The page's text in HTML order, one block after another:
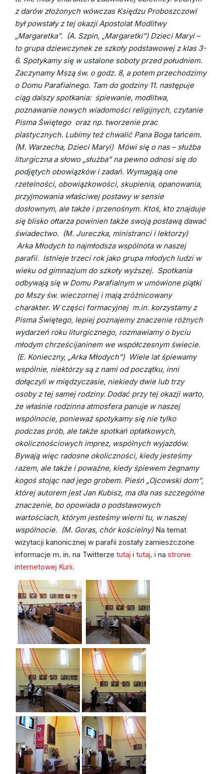
z darów złożonych wówczas Księdzu Proboszczowi
był powstały z tej okazji Apostolat Modlitwy
„Margaretka”. (A. Szpin, „Margaretki”) Dzieci Maryi –
to grupa dziewczynek ze szkoły podstawowej z klas 3-
6. Spotykamy się w ustalone soboty przed południem.
Zaczynamy Mszą św. o godz. 8, a potem przechodzimy
o Domu Parafialnego. Tam do godziny 11. następuje
ciąg dalszy spotkania: śpiewanie, modlitwa,
poznawanie nowych wiadomości religijnych, czytanie
Pisma Świętego oraz np. tworzenie prac
plastycznych. Lubimy też chwalić Pana Boga tańcem.
(M. Warzecha, Dzieci Maryi) Mówi się o nas – służba
liturgiczna a słowo „służba” na pewno odnosi się do
podjętych obowiązków i zadań. Wymagają one
rzetelności, obowiązkowości, skupienia, opanowania,
przyjmowania właściwej postawy w sensie
dosłownym, ale także i przenośnym. Ktoś, kto znajduje
się blisko ołtarza powinien także swoją postawą dawać
świadectwo. (M. Jureczka, ministranci i lektorzy)
Arka Młodych to najmłodsza wspólnota w naszej
parafii. Istnieje trzeci rok jako grupa młodych ludzi w
wieku od gimnazjum do szkoły wyższej. Spotkania
odbywają się w Domu Parafialnym w umówione piątki
po Mszy św. wieczornej i mają zróżnicowany
charakter. W części formacyjnej m.in. korzystamy z
Pisma Świętego, lepiej poznajemy znaczenie różnych
wydarzeń roku liturgicznego, rozmawiamy o byciu
młodym chrześcijaninem we współczesnym świecie.
(E. Konieczny, „Arka Młodych”) Wiele lat śpiewamy
wspólnie, niektórzy są z nami od początku, inni
dołączyli w międzyczasie, niekiedy dwie lub trzy
osoby z tej samej rodziny. Dodać przy tej okazji warto,
że właśnie rodzinna atmosfera panuje w naszej
wspólnocie, ponieważ spotykamy się nie tylko
podczas prób, ale także spotkań opłatkowych,
okolicznościowych imprez, wspólnych wyjazdów.
Bywają więc radosne okoliczności, kiedy jesteśmy
razem, ale także i poważne, kiedy śpiewem żegnamy
kogoś stojąc nad jego grobem. Pieśń „Ojcowski dom”,
której autorem jest Jan Kubisz, ma dla nas szczególne
znaczenie, bo opowiada o podstawowych
wartościach, którym jesteśmy wierni tu, w naszej
wspólnocie. (M. Goras, chór kościelny)Na temat
wizytacji kanonicznej w parafii zostały zamieszczone
informacje m. in. na Twitterze tutaj i tutaj. i na stronie
internetowej Kurii.